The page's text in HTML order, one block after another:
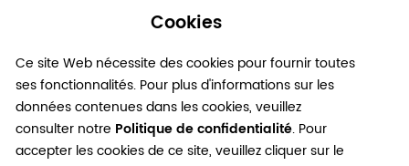
Cookies
Ce site Web nécessite des cookies pour fournir toutes
ses fonctionnalités. Pour plus d'informations sur les
données contenues dans les cookies, veuillez
consulter notre Politique de confidentialité. Pour
accepter les cookies de ce site, veuillez cliquer sur le
0